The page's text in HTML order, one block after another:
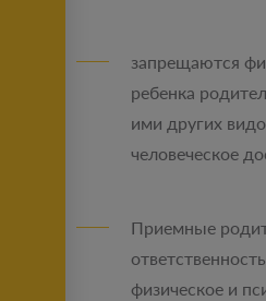
запрещаются
ребенка
ими других
человеческое
Приемные
физическое и